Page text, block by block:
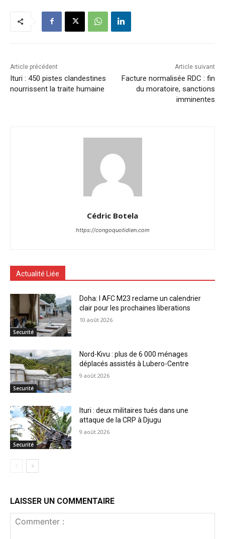
Article précédent
Ituri : 450 pistes clandestines
nourrissent la traite humaine
Article suivant
Facture normalisée RDC : fin
du moratoire, sanctions
imminentes
Cédric Botela
https://congoquotidien.com
Actualité Liée
Securité
Doha: l AFC M23 reclame un calendrier
clair pour les prochaines liberations
10 août 2026
Securité
Nord-Kivu : plus de 6 000 ménages
déplacés assistés à Lubero-Centre
9 août 2026
Securité
Ituri : deux militaires tués dans une
attaque de la CRP à Djugu
9 août 2026
LAISSER UN COMMENTAIRE